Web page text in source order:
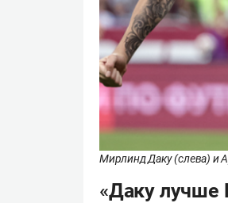
Мирлинд Даку (слева) и
«Даку лучше